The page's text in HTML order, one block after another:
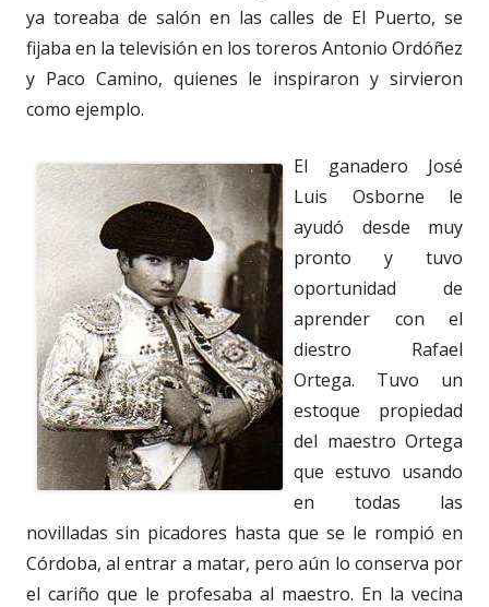
ya toreaba de salón en las calles de El Puerto, se
fijaba en la televisión en los toreros Antonio Ordóñez
y Paco Camino, quienes le inspiraron y sirvieron
como ejemplo.
El ganadero José
Luis Osborne le
ayudó desde muy
pronto y tuvo
oportunidad de
aprender con el
diestro Rafael
Ortega. Tuvo un
estoque propiedad
del maestro Ortega
que estuvo usando
en todas las
novilladas sin picadores hasta que se le rompió en
Córdoba, al entrar a matar, pero aún lo conserva por
el cariño que le profesaba al maestro. En la vecina